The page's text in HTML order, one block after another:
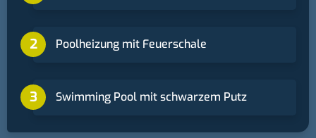
Poolheizung mit Feuerschale
Swimming Pool mit schwarzem Putz